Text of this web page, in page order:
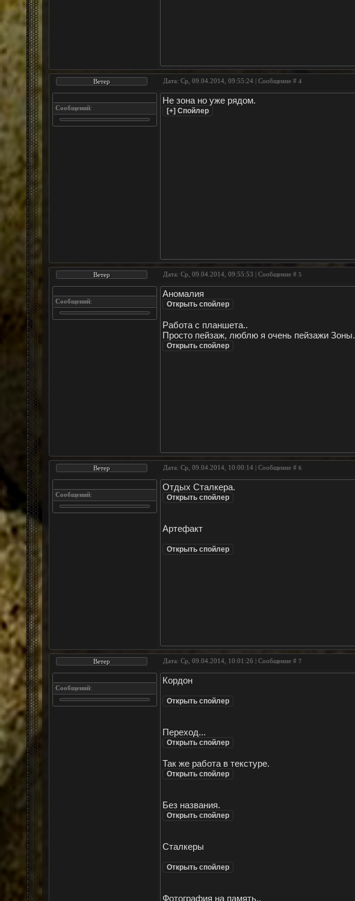
Ветер Дата: Ср, 09.04.2014, 09:55:24 | Сообщение # 4
Сообщений:
Не зона но уже рядом.
Ветер Дата: Ср, 09.04.2014, 09:55:53 | Сообщение # 5
Сообщений:
Аномалия
Работа с планшета..
Просто пейзаж, люблю я очень пейзажи Зоны.
Ветер Дата: Ср, 09.04.2014, 10:00:14 | Сообщение # 6
Сообщений:
Отдых Сталкера.
Артефакт
Ветер Дата: Ср, 09.04.2014, 10:01:26 | Сообщение # 7
Сообщений:
Кордон
Переход...
Так же работа в текстуре.
Без названия.
Сталкеры
Фотография на память..